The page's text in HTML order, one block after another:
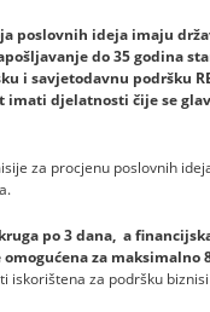
poslovnih ideja imaju
do 35 godina
i savjetodavnu podršku
imati djelatnosti čije se
za procjenu poslovnih
po 3 dana, a
za
iskorištena za podršku